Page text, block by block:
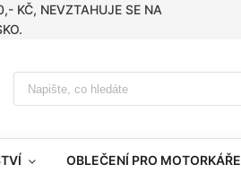
KČ, NEVZTAHUJE SE NA
OBLEČENÍ PRO MOTORKÁŘE